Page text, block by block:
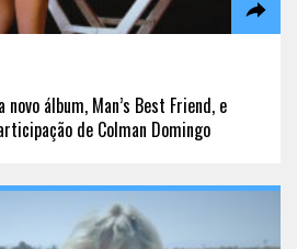
álbum, Man’s Best Friend, e
de Colman Domingo